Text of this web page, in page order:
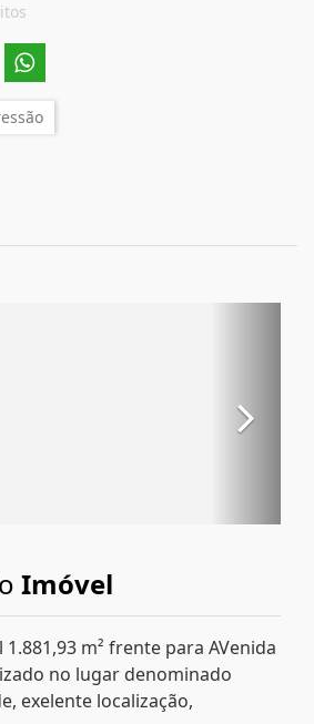
Imóvel
m² frente para AVenida
no lugar denominado
exelente localização,